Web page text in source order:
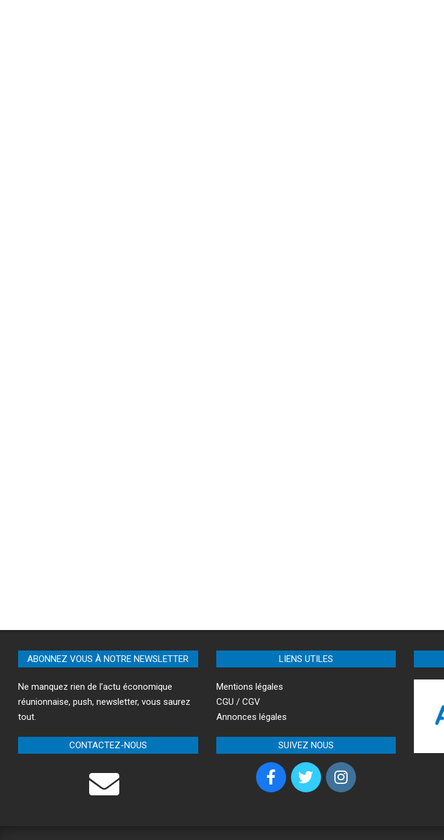
ABONNEZ VOUS À NOTRE NEWSLETTER
Ne manquez rien de l’actu économique
réunionnaise, push, newsletter, vous saurez
tout.
CONTACTEZ-NOUS
LIENS UTILES
Mentions légales
CGU / CGV
Annonces légales
SUIVEZ NOUS